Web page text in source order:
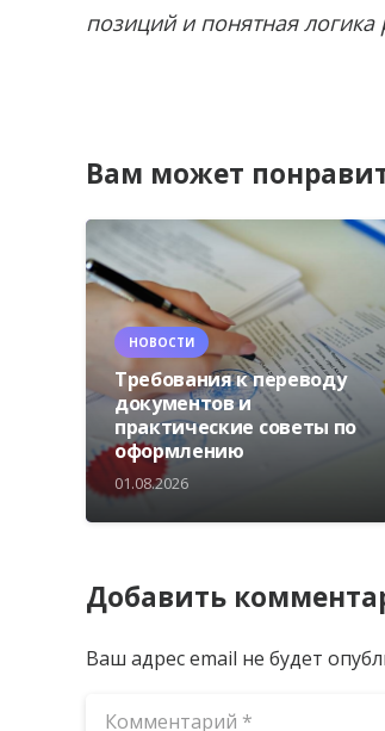
позиций и понятная логика
Вам может
НОВОСТИ
Требования к переводу
документов и
практические советы по
оформлению
01.08.2026
Добавить
Ваш адрес email не будет